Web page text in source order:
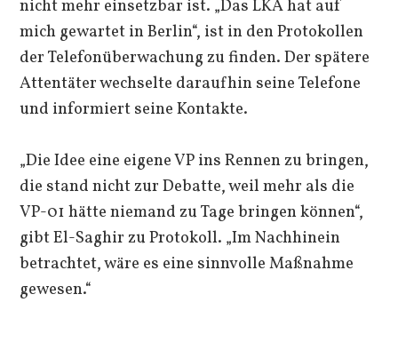
nicht mehr einsetzbar ist. „Das LKA hat auf
mich gewartet in Berlin“, ist in den Protokollen
der Telefonüberwachung zu finden. Der spätere
Attentäter wechselte daraufhin seine Telefone
und informiert seine Kontakte.
„Die Idee eine eigene VP ins Rennen zu bringen,
die stand nicht zur Debatte, weil mehr als die
VP-01 hätte niemand zu Tage bringen können“,
gibt El-Saghir zu Protokoll. „Im Nachhinein
betrachtet, wäre es eine sinnvolle Maßnahme
gewesen.“